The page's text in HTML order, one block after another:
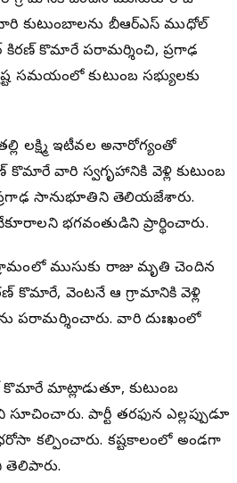
కుటుంబాలను బీఆర్‌ఎస్ ముధోల్
కిరణ్ కొమారే పరామర్శించి, ప్రగాఢ
సమయంలో కుటుంబ సభ్యులకు
లక్ష్మి ఇటీవల అనారోగ్యంతో
వారి స్వగృహానికి వెళ్లి కుటుంబ
సానుభూతిని తెలియజేశారు.
భగవంతుడిని ప్రార్థించారు.
ముసుకు రాజు మృతి చెందిన
కొమారే, వెంటనే ఆ గ్రామానికి వెళ్లి
పరామర్శించారు. వారి దుఃఖంలో
కొమారే మాట్లాడుతూ, కుటుంబ
పార్టీ తరఫున ఎల్లప్పుడూ
కల్పించారు. కష్టకాలంలో అండగా